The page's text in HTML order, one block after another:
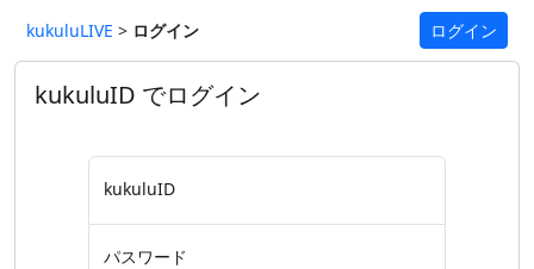
kukuluLIVE > ログイン ログイン
kukuluID でログイン
kukuluID
パスワード